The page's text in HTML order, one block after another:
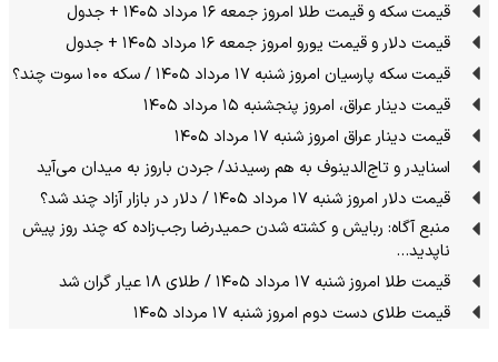
قیمت سکه و قیمت طلا امروز جمعه ۱۶ مرداد ۱۴۰۵ + جدول
قیمت دلار و قیمت یورو امروز جمعه ۱۶ مرداد ۱۴۰۵ + جدول
قیمت سکه پارسیان امروز شنبه ۱۷ مرداد ۱۴۰۵ / سکه ۱۰۰ سوت چند؟
قیمت دینار عراق، امروز پنجشنبه ۱۵ مرداد ۱۴۰۵
قیمت دینار عراق امروز شنبه ۱۷ مرداد ۱۴۰۵
اسنایدر و تاج‌الدینوف به هم رسیدند/ جردن باروز به میدان می‌آید
قیمت دلار امروز شنبه ۱۷ مرداد ۱۴۰۵ / دلار در بازار آزاد چند شد؟
منبع آگاه: ربایش و کشته شدن حمیدرضا رجب‌زاده که چند روز پیش
ناپدید…
قیمت طلا امروز شنبه ۱۷ مرداد ۱۴۰۵ / طلای ۱۸ عیار گران شد
قیمت طلای دست دوم امروز شنبه ۱۷ مرداد ۱۴۰۵